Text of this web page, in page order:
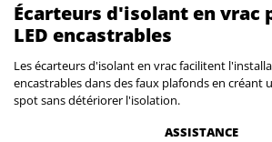
Écarteurs d'isolant en vrac
LED encastrables
Les écarteurs d'isolant en vrac facilitent
encastrables dans des faux plafonds en créant
spot sans détériorer l'isolation.
ASSISTANCE